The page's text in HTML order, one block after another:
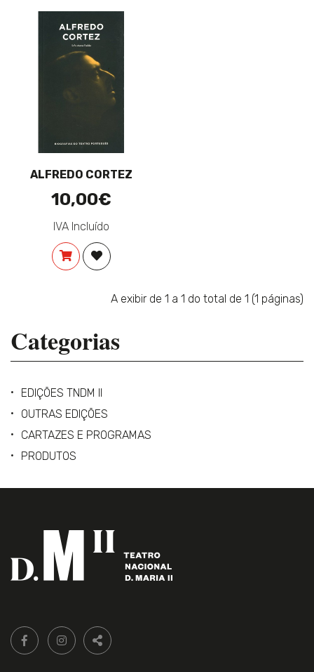
ALFREDO CORTEZ
10,00€
IVA Incluído
COMPRARADICIONAR À LISTA DE DESEJOS
A exibir de 1 a 1 do total de 1 (1 páginas)
Categorias
EDIÇÕES TNDM II
OUTRAS EDIÇÕES
CARTAZES E PROGRAMAS
PRODUTOS
Siga-
nos:
FACEBOOK LIVRARIA DO TEATRO ONLINE.
INSTAGRAM LIVRARIA DO TEATRO ONLINE.
PARTILHAR